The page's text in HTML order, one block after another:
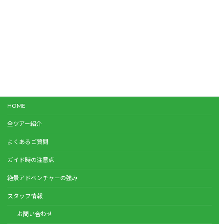
HOME
全ツアー紹介
よくあるご質問
ガイド時の注意点
絶景アドベンチャーの強み
スタッフ情報
お問い合わせ